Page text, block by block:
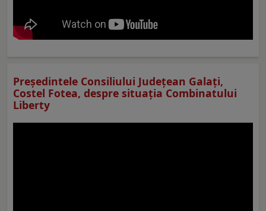
Preşedintele Consiliului Judeţean Galaţi,
Costel Fotea, despre situaţia Combinatului
Liberty